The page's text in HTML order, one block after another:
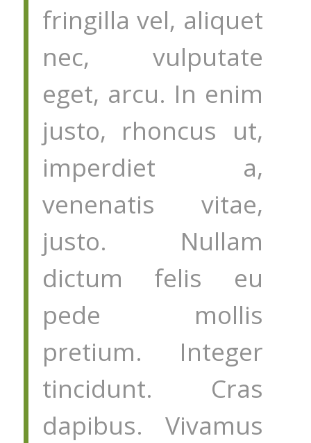
fringilla vel, aliquet
nec, vulputate
eget, arcu. In enim
justo, rhoncus ut,
imperdiet a,
venenatis vitae,
justo. Nullam
dictum felis eu
pede mollis
pretium. Integer
tincidunt. Cras
dapibus. Vivamus